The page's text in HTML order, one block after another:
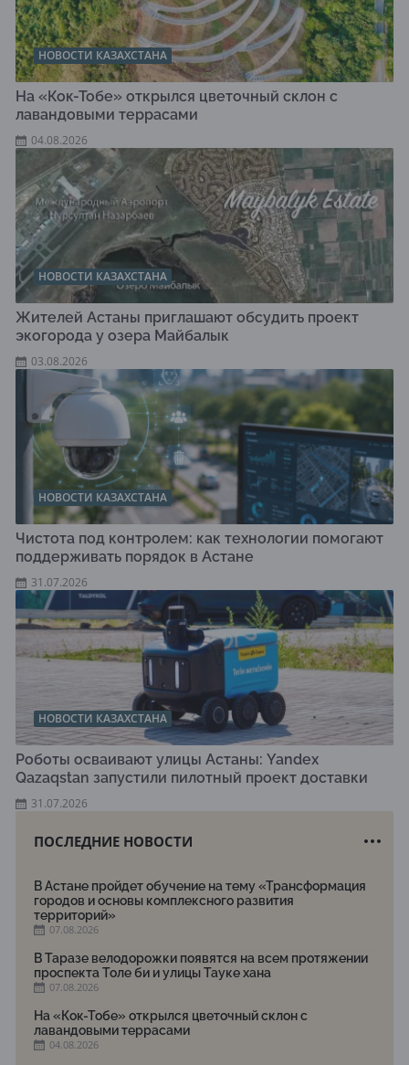
НОВОСТИ КАЗАХСТАНА
На «Кок-Тобе» открылся цветочный склон с
лавандовыми террасами
04.08.2026
НОВОСТИ КАЗАХСТАНА
Жителей Астаны приглашают обсудить проект
экогорода у озера Майбалык
03.08.2026
НОВОСТИ КАЗАХСТАНА
Чистота под контролем: как технологии помогают
поддерживать порядок в Астане
31.07.2026
НОВОСТИ КАЗАХСТАНА
Роботы осваивают улицы Астаны: Yandex
Qazaqstan запустили пилотный проект доставки
31.07.2026
ПОСЛЕДНИЕ НОВОСТИ
В Астане пройдет обучение на тему «Трансформация
городов и основы комплексного развития
территорий»
07.08.2026
В Таразе велодорожки появятся на всем протяжении
проспекта Толе би и улицы Тауке хана
07.08.2026
На «Кок-Тобе» открылся цветочный склон с
лавандовыми террасами
04.08.2026